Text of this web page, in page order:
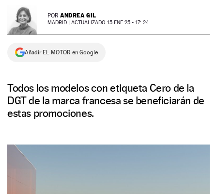
NEWSLETTER POR ANDREA GIL
MADRID | ACTUALIZADO 15 ENE 25 - 17: 24
Añadir EL MOTOR en Google
Todos los modelos con etiqueta Cero de la
DGT de la marca francesa se beneficiarán de
estas promociones.